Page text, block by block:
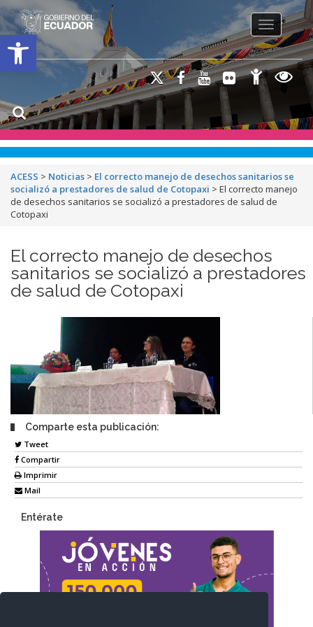
Open toolbar
Toggle
ACESS > Noticias > El correcto manejo de desechos sanitarios se
socializó a prestadores de salud de Cotopaxi > El correcto manejo
de desechos sanitarios se socializó a prestadores de salud de
Cotopaxi
El correcto manejo de desechos
sanitarios se socializó a prestadores
de salud de Cotopaxi
Comparte esta publicación:
Tweet
Compartir
Imprimir
Mail
Entérate